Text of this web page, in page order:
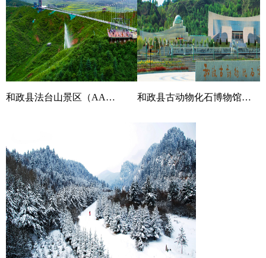
和政县法台山景区（AAAA） 和政县古动物化石博物馆（AAAA）